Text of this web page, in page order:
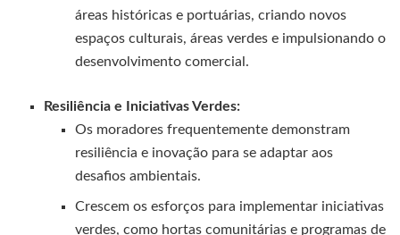
áreas históricas e portuárias, criando novos
espaços culturais, áreas verdes e impulsionando o
desenvolvimento comercial.
Resiliência e Iniciativas Verdes:
Os moradores frequentemente demonstram
resiliência e inovação para se adaptar aos
desafios ambientais.
Crescem os esforços para implementar iniciativas
verdes, como hortas comunitárias e programas de